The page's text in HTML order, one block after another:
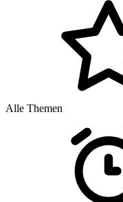
Alle Themen